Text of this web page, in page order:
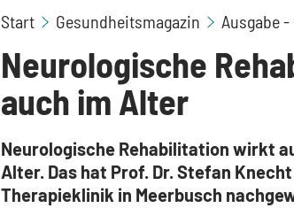
Start Gesundheitsmagazin Ausgabe -
Neurologische
auch im Alter
Neurologische Rehabilitation wirkt
Alter. Das hat Prof. Dr. Stefan
Therapieklinik in Meerbusch